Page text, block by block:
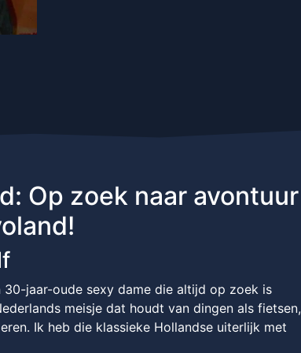
Op zoek naar avontuur
30-jaar-oude sexy dame die altijd op zoek is
meisje dat houdt van dingen als fietsen,
Ik heb die klassieke Hollandse uiterlijk met